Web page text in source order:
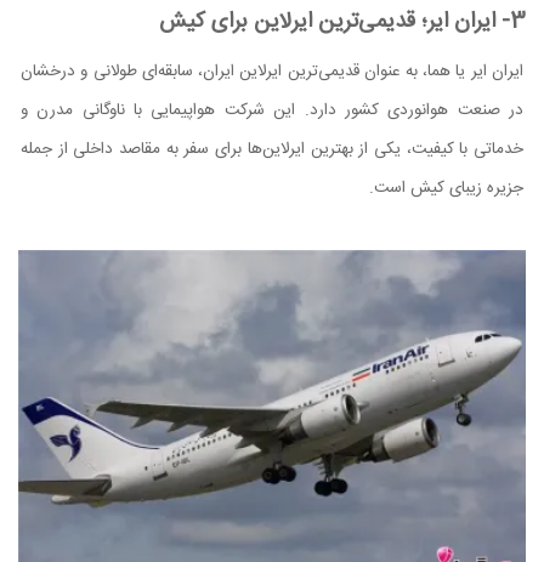
3- ایران ایر؛ قدیمی‌ترین ایرلاین برای کیش
ایران ایر یا هما، به عنوان قدیمی‌ترین ایرلاین ایران، سابقه‌ای طولانی و درخشان
در صنعت هوانوردی کشور دارد. این شرکت هواپیمایی با ناوگانی مدرن و
خدماتی با کیفیت، یکی از بهترین ایرلاین‌ها برای سفر به مقاصد داخلی از جمله
جزیره زیبای کیش است.